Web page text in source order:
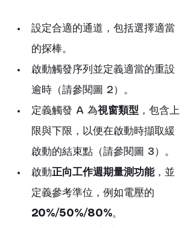
設定合適的通道，包括選擇適當
的探棒。
啟動觸發序列並定義適當的重設
逾時（請參閱圖 2）。
定義觸發 A 為視窗類型 ，包含上
限與下限，以便在啟動時擷取緩
啟動的結束點（請參閱圖 3）。
啟動 正向工作週期量測功能，並
定義參考準位，例如電壓的
20%/50%/80%。